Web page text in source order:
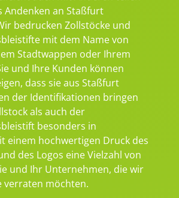
Andenken an Staßfurt
bedrucken Zollstöcke und
mit dem Name von
Stadtwappen oder Ihrem
und Ihre Kunden können
dass sie aus Staßfurt
der Identifikationen bringen
als auch der
besonders in
einem hochwertigen Druck des
des Logos eine Vielzahl von
und Ihr Unternehmen, die wir
verraten möchten.